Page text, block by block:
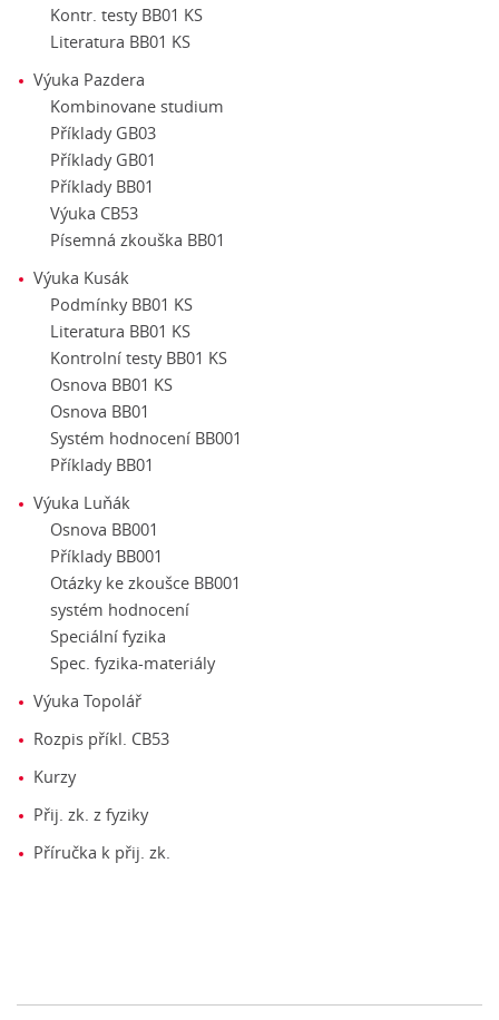
Kontr. testy BB01 KS
Literatura BB01 KS
Výuka Pazdera
Kombinovane studium
Příklady GB03
Příklady GB01
Příklady BB01
Výuka CB53
Písemná zkouška BB01
Výuka Kusák
Podmínky BB01 KS
Literatura BB01 KS
Kontrolní testy BB01 KS
Osnova BB01 KS
Osnova BB01
Systém hodnocení BB001
Příklady BB01
Výuka Luňák
Osnova BB001
Příklady BB001
Otázky ke zkoušce BB001
systém hodnocení
Speciální fyzika
Spec. fyzika-materiály
Výuka Topolář
Rozpis příkl. CB53
Kurzy
Přij. zk. z fyziky
Příručka k přij. zk.